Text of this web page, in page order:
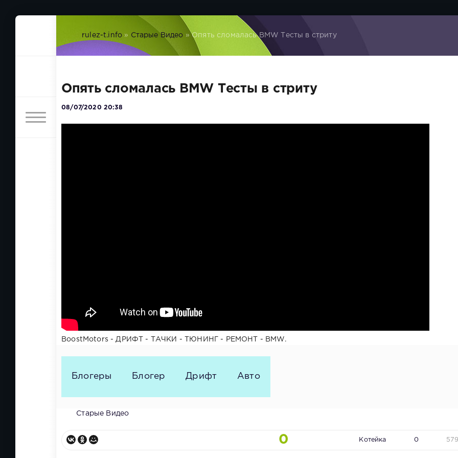
rulez-t.info » Старые Видео » Опять сломалась BMW Тесты в стриту
Опять сломалась BMW Тесты в стриту
08/07/2020 20:38
BoostMotors - ДРИФТ - ТАЧКИ - ТЮНИНГ - РЕМОНТ - BMW.
Блогеры Блогер Дрифт Авто
Старые Видео
0 Котейка 0